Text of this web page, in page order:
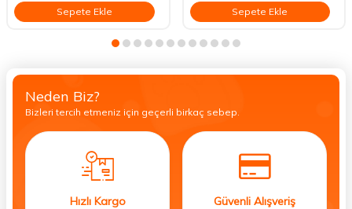
Sepete Ekle Sepete Ekle
Neden Biz?
Bizleri tercih etmeniz için geçerli birkaç sebep.
Hızlı Kargo Güvenli Alışveriş